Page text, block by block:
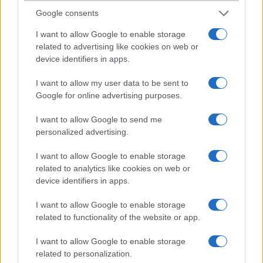
Google consents
I want to allow Google to enable storage
related to advertising like cookies on web or
device identifiers in apps.
I want to allow my user data to be sent to
Google for online advertising purposes.
I want to allow Google to send me
personalized advertising.
I want to allow Google to enable storage
related to analytics like cookies on web or
device identifiers in apps.
I want to allow Google to enable storage
related to functionality of the website or app.
I want to allow Google to enable storage
related to personalization.
2011-12-23 14:40:00
Tisztelt Forumozónk!Hamarosan nagy átalakulások elé néz a
telefonguru. Az új design mellett, átalakítjuk az apróhirdetések
rendszerét is.Mostantól ingyen lehetséges az apróhirdetések
feladása a http://www.telefonguru.hu/szolg/hirdetesek.asp oldalon.
hozzászólások alatt egy külön listában. Kérjük, hogy a
hozzászólások között több hirdetést ne adjanak fel. Január 1-jétõl
közül.Üdvözlettel:Telefonguru csapata
nokia 700
2011-12-25 11:52:35
Sziasztok! Én most kaptam egy ilyet karácsonyra, és nagyon-nagyon
jó. Minden megy rajta, nem lasul be, nagyon gyors. Mindenkinek